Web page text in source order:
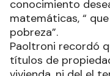
conocimiento
matemáticas, “
pobreza”.
Paoltroni recordó
títulos de